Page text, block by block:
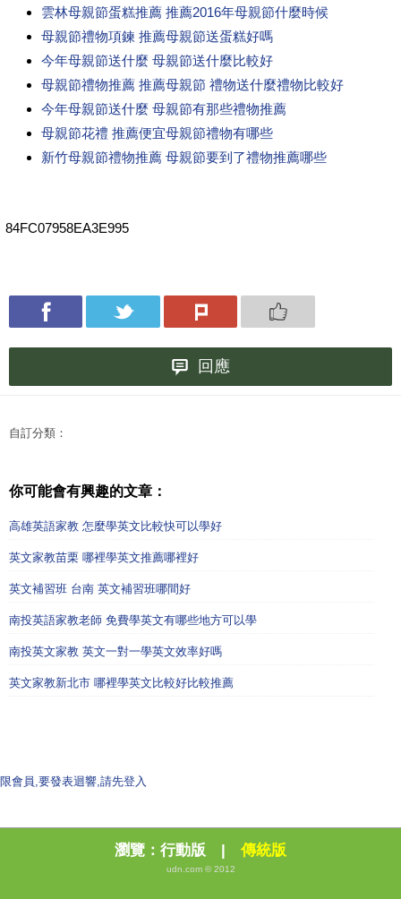
雲林母親節蛋糕推薦 推薦2016年母親節什麼時候
母親節禮物項鍊 推薦母親節送蛋糕好嗎
今年母親節送什麼 母親節送什麼比較好
母親節禮物推薦 推薦母親節 禮物送什麼禮物比較好
今年母親節送什麼 母親節有那些禮物推薦
母親節花禮 推薦便宜母親節禮物有哪些
新竹母親節禮物推薦 母親節要到了禮物推薦哪些
84FC07958EA3E995
回應
自訂分類：
你可能會有興趣的文章：
高雄英語家教 怎麼學英文比較快可以學好
英文家教苗栗 哪裡學英文推薦哪裡好
英文補習班 台南 英文補習班哪間好
南投英語家教老師 免費學英文有哪些地方可以學
南投英文家教 英文一對一學英文效率好嗎
英文家教新北市 哪裡學英文比較好比較推薦
限會員,要發表迴響,請先登入
瀏覽： 行動版 | 傳統版
udn.com © 2012